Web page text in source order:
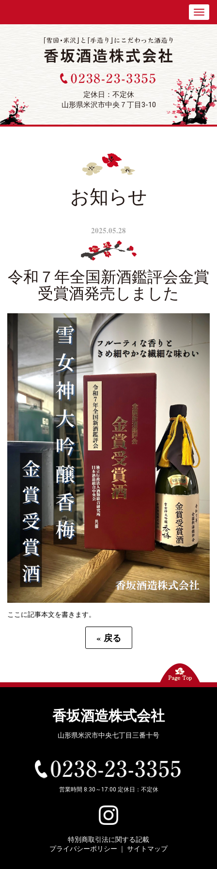
定休日：不定休
山形県米沢市中央７丁目3-10
お知らせ
2025.05.28
令和７年全国新酒鑑評会金賞
受賞酒発売しました
ここに記事本文を書きます。
« 戻る
香坂酒造株式会社
山形県米沢市中央七丁目三番十号
営業時間 8:30～17:00 定休日：不定休
特別商取引法に関する記載
プライバシーポリシー ｜ サイトマップ